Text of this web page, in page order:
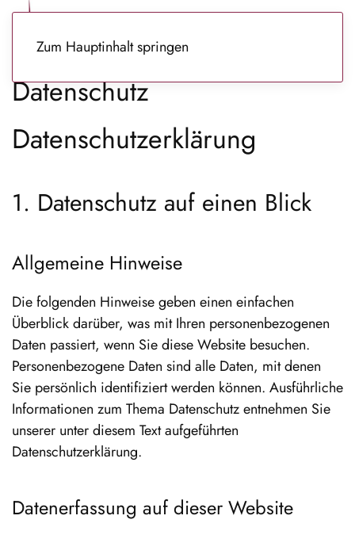
Zum Hauptinhalt springen
Datenschutz
Datenschutz­erklärung
1. Datenschutz auf einen Blick
Allgemeine Hinweise
Die folgenden Hinweise geben einen einfachen
Überblick darüber, was mit Ihren personenbezogenen
Daten passiert, wenn Sie diese Website besuchen.
Personenbezogene Daten sind alle Daten, mit denen
Sie persönlich identifiziert werden können. Ausführliche
Informationen zum Thema Datenschutz entnehmen Sie
unserer unter diesem Text aufgeführten
Datenschutzerklärung.
Datenerfassung auf dieser Website